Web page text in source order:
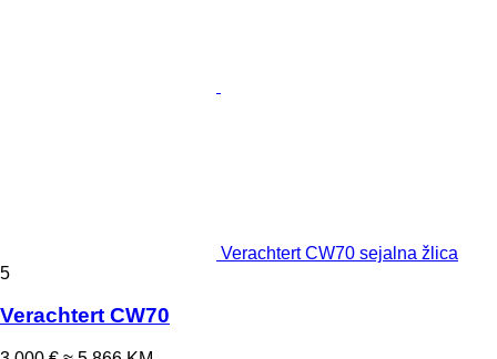
Verachtert CW70 sejalna žlica
5
Verachtert CW70